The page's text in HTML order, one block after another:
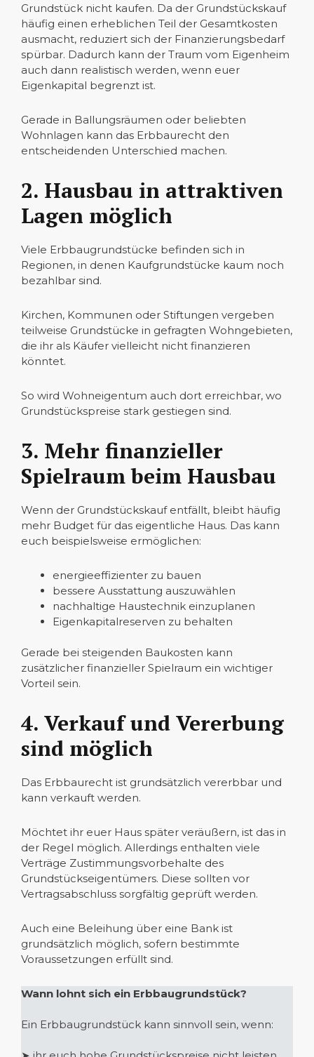
Grundstück nicht kaufen. Da der Grundstückskauf
häufig einen erheblichen Teil der Gesamtkosten
ausmacht, reduziert sich der Finanzierungsbedarf
spürbar. Dadurch kann der Traum vom Eigenheim
auch dann realistisch werden, wenn euer
Eigenkapital begrenzt ist.
Gerade in Ballungsräumen oder beliebten
Wohnlagen kann das Erbbaurecht den
entscheidenden Unterschied machen.
2. Hausbau in attraktiven
Lagen möglich
Viele Erbbaugrundstücke befinden sich in
Regionen, in denen Kaufgrundstücke kaum noch
bezahlbar sind.
Kirchen, Kommunen oder Stiftungen vergeben
teilweise Grundstücke in gefragten Wohngebieten,
die ihr als Käufer vielleicht nicht finanzieren
könntet.
So wird Wohneigentum auch dort erreichbar, wo
Grundstückspreise stark gestiegen sind.
3. Mehr finanzieller
Spielraum beim Hausbau
Wenn der Grundstückskauf entfällt, bleibt häufig
mehr Budget für das eigentliche Haus. Das kann
euch beispielsweise ermöglichen:
energieeffizienter zu bauen
bessere Ausstattung auszuwählen
nachhaltige Haustechnik einzuplanen
Eigenkapitalreserven zu behalten
Gerade bei steigenden Baukosten kann
zusätzlicher finanzieller Spielraum ein wichtiger
Vorteil sein.
4. Verkauf und Vererbung
sind möglich
Das Erbbaurecht ist grundsätzlich vererbbar und
kann verkauft werden.
Möchtet ihr euer Haus später veräußern, ist das in
der Regel möglich. Allerdings enthalten viele
Verträge Zustimmungsvorbehalte des
Grundstückseigentümers. Diese sollten vor
Vertragsabschluss sorgfältig geprüft werden.
Auch eine Beleihung über eine Bank ist
grundsätzlich möglich, sofern bestimmte
Voraussetzungen erfüllt sind.
Wann lohnt sich ein Erbbaugrundstück?
Ein Erbbaugrundstück kann sinnvoll sein, wenn: